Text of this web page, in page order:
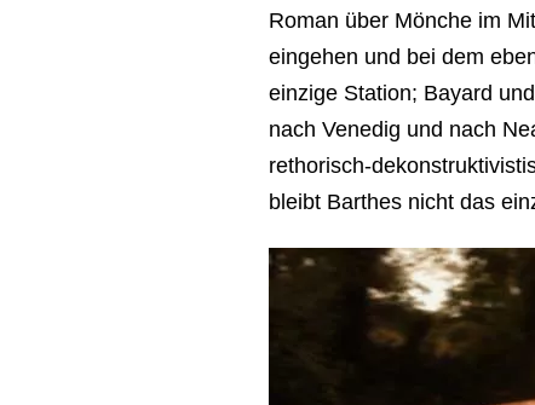
Roman über Mönche im
eingehen und bei dem
einzige Station; Bayard
nach Venedig und nach
rethorisch-
bleibt Barthes nicht das